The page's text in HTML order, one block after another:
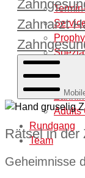
Adults
Rundgang
Team
Zahnarzt
Rätsel in der
Geheimnisse